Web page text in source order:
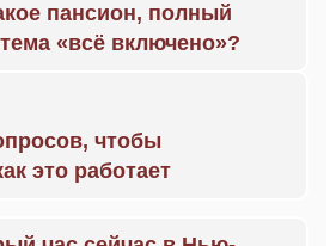
пансион, полный
«всё включено»?
чтобы
это работает